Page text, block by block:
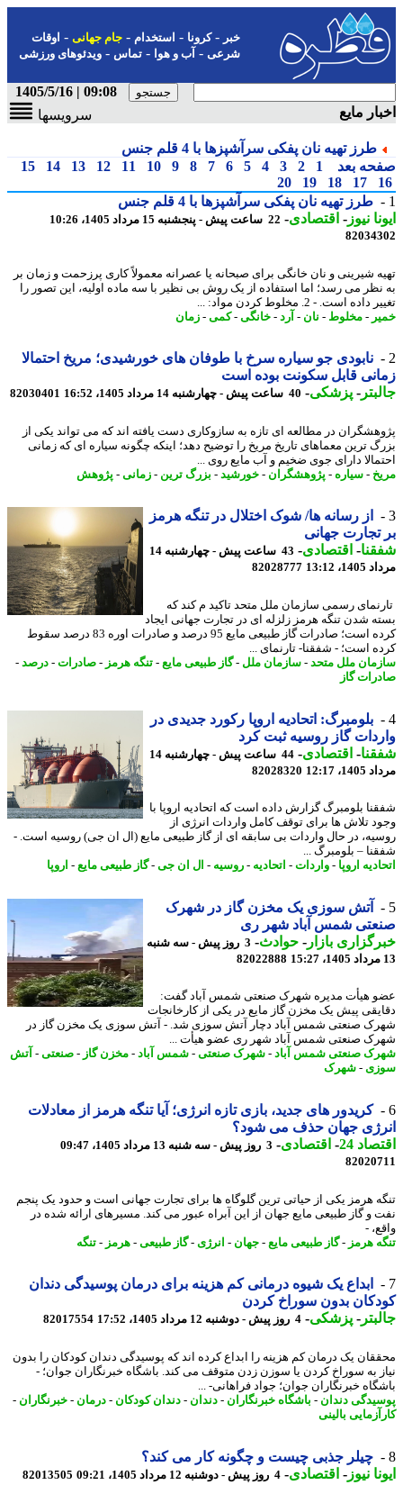
-کرونا-استخدام- جام جهانی-اوقات
شرعی-آب و هوا-تماس-ویدئوهای ورزشی
09:08 | 1405/5/16
مایع
سرویسها
طرز تهیه نان پفکی سرآشپزها با 4 قلم جنس
بعد
1
2
3
4
5
6
7
8
9
10
11
12
13
14
15
17
18
19
20
طرز تهیه نان پفکی سرآشپزها با 4 قلم جنس
نیوز-اقتصادی-22 ساعت پیش - پنجشنبه 15 مرداد 1405، 10:26
شیرینی و نان خانگی برای صبحانه یا عصرانه معمولاً کاری پرزحمت و زمان بر
می رسد؛ اما استفاده از یک روش بی نظیر با سه ماده اولیه، این تصور را
است. - 2. مخلوط کردن مواد: ...
-مخلوط-نان-آرد - خانگی-کمی-زمان
نابودی جو سیاره سرخ با طوفان های خورشیدی؛ مریخ احتمالا
قابل سکونت بوده است
-پزشکی-40 ساعت پیش - چهارشنبه 14 مرداد 1405، 16:52 82030401
در مطالعه ای تازه به سازوکاری دست یافته اند که می تواند یکی از
ترین معماهای تاریخ مریخ را توضیح دهد؛ اینکه چگونه سیاره ای که زمانی
دارای جوی ضخیم و آب مایع روی ...
- سیاره-پژوهشگران- خورشید -بزرگ ترین- زمانی-پژوهش
از رسانه ها/ شوک اختلال در تنگه هرمز
تجارت جهانی
-اقتصادی-
43 ساعت پیش - چهارشنبه 14
13:12
82028777
رسمی سازمان ملل متحد تاکید م کند که
شدن تنگه هرمز زلزله ای در تجارت جهانی ایجاد
کرده است؛ صادرات گاز طبیعی مایع 95 درصد و صادرات اوره 83 درصد سقوط
است؛ - شفقنا- تارنمای ...
ملل متحد-سازمان ملل -گاز طبیعی مایع -تنگه هرمز- صادرات- درصد-
گاز
بلومبرگ: اتحادیه اروپا رکورد جدیدی در
گاز روسیه ثبت کرد
-اقتصادی-
44 ساعت پیش - چهارشنبه 14
12:17
82028320
بلومبرگ گزارش داده است که اتحادیه اروپا با
تلاش ها برای توقف کامل واردات انرژی از
در حال واردات بی سابقه ای از گاز طبیعی مایع (ال ان جی) روسیه است. -
– بلومبرگ ...
اروپا - واردات - اتحادیه-روسیه-ال ان جی-گاز طبیعی مایع -اروپا
آتش سوزی یک مخزن گاز در شهرک
شمس آباد شهر ری
بازار- حوادث - 3 روز پیش - سه شنبه
82022888
هیأت مدیره شهرک صنعتی شمس آباد گفت:
پیش یک مخزن گاز مایع در یکی از کارخانجات
صنعتی شمس آباد دچار آتش سوزی شد. - آتش سوزی یک مخزن گاز در
صنعتی شمس آباد شهر ری عضو هیأت ...
صنعتی شمس آباد- شهرک صنعتی-شمس آباد- مخزن گاز-صنعتی-آتش
- شهرک
کریدور های جدید، بازی تازه انرژی؛ آیا تنگه هرمز از معادلات
جهان حذف می شود؟
24
-اقتصادی-3 روز پیش - سه شنبه 13 مرداد 1405، 09:47
هرمز یکی از حیاتی ترین گلوگاه ها برای تجارت جهانی است و حدود یک پنجم
و گاز طبیعی مایع جهان از این آبراه عبور می کند. مسیرهای ارائه شده در
-
هرمز- گاز طبیعی مایع -جهان-انرژی-گاز طبیعی-هرمز- تنگه
ابداع یک شیوه درمانی کم هزینه برای درمان پوسیدگی دندان
بدون سوراخ کردن
-پزشکی-4 روز پیش - دوشنبه 12 مرداد 1405، 17:52 82017554
یک درمان کم هزینه را ابداع کرده اند که پوسیدگی دندان کودکان را بدون
به سوراخ کردن یا سوزن زدن متوقف می کند. باشگاه خبرنگاران جوان؛ -
خبرنگاران جوان؛ جواد فراهانی- ...
دندان- باشگاه خبرنگاران- دندان- دندان کودکان-درمان -خبرنگاران-
بالینی
چیلر جذبی چیست و چگونه کار می کند؟
نیوز-اقتصادی-4 روز پیش - دوشنبه 12 مرداد 1405، 09:21 82013505